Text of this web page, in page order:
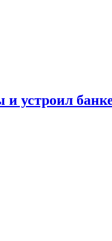
устроил